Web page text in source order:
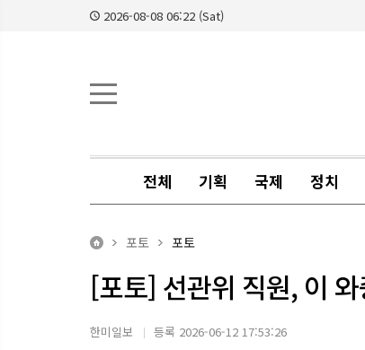
2026-08-08 06:22 (Sat)
전체 기획 국제 정치
포토 포토
[포토] 선관위 직원, 이 와
한미일보 등록 2026-06-12 17:53:26